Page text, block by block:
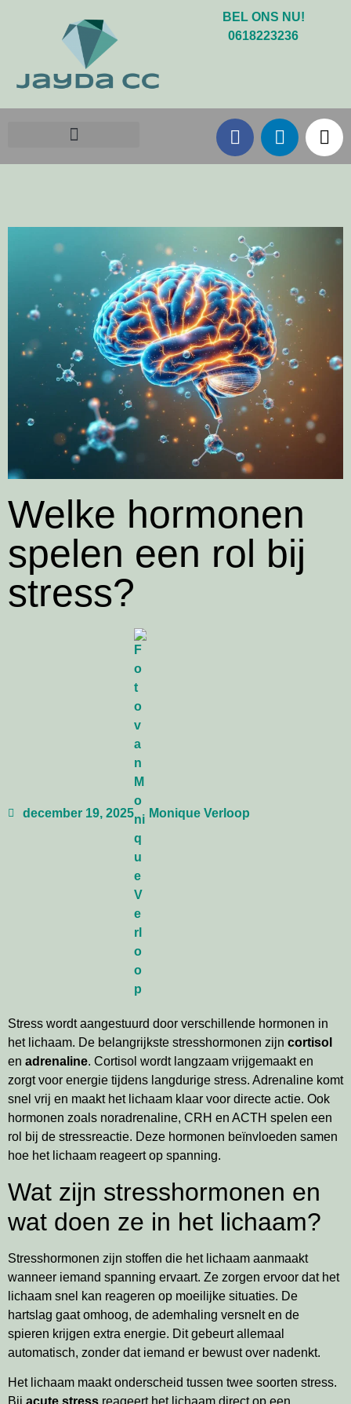
BEL ONS NU!
0618223236
Welke hormonen
spelen een rol bij
stress?
december 19, 2025 Monique Verloop
Stress wordt aangestuurd door verschillende hormonen in
het lichaam. De belangrijkste stresshormonen zijn cortisol
en adrenaline. Cortisol wordt langzaam vrijgemaakt en
zorgt voor energie tijdens langdurige stress. Adrenaline komt
snel vrij en maakt het lichaam klaar voor directe actie. Ook
hormonen zoals noradrenaline, CRH en ACTH spelen een
rol bij de stressreactie. Deze hormonen beïnvloeden samen
hoe het lichaam reageert op spanning.
Wat zijn stresshormonen en
wat doen ze in het lichaam?
Stresshormonen zijn stoffen die het lichaam aanmaakt
wanneer iemand spanning ervaart. Ze zorgen ervoor dat het
lichaam snel kan reageren op moeilijke situaties. De
hartslag gaat omhoog, de ademhaling versnelt en de
spieren krijgen extra energie. Dit gebeurt allemaal
automatisch, zonder dat iemand er bewust over nadenkt.
Het lichaam maakt onderscheid tussen twee soorten stress.
Bij acute stress reageert het lichaam direct op een